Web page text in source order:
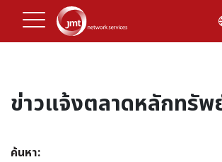
ข่าวแจ้งตลาดหลักทรัพ
ค้นหา: